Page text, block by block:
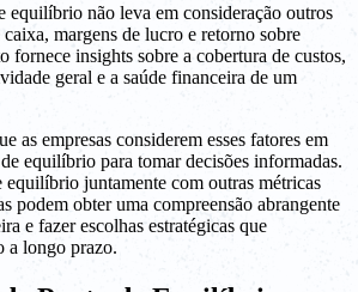
equilíbrio não leva em consideração outros
margens de lucro e retorno sobre
fornece insights sobre a cobertura de custos,
geral e a saúde financeira de um
as empresas considerem esses fatores em
equilíbrio para tomar decisões informadas.
juntamente com outras métricas
podem obter uma compreensão abrangente
e fazer escolhas estratégicas que
a longo prazo.